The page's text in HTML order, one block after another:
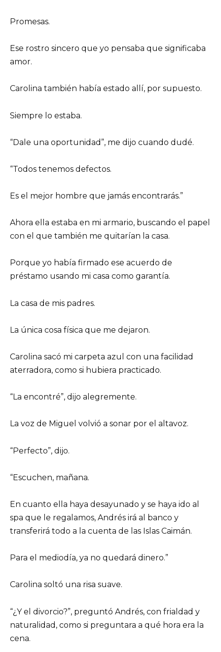
Promesas.
Ese rostro sincero que yo pensaba que significaba
amor.
Carolina también había estado allí, por supuesto.
Siempre lo estaba.
“Dale una oportunidad”, me dijo cuando dudé.
“Todos tenemos defectos.
Es el mejor hombre que jamás encontrarás.”
Ahora ella estaba en mi armario, buscando el papel
con el que también me quitarían la casa.
Porque yo había firmado ese acuerdo de
préstamo usando mi casa como garantía.
La casa de mis padres.
La única cosa física que me dejaron.
Carolina sacó mi carpeta azul con una facilidad
aterradora, como si hubiera practicado.
“La encontré”, dijo alegremente.
La voz de Miguel volvió a sonar por el altavoz.
“Perfecto”, dijo.
“Escuchen, mañana.
En cuanto ella haya desayunado y se haya ido al
spa que le regalamos, Andrés irá al banco y
transferirá todo a la cuenta de las Islas Caimán.
Para el mediodía, ya no quedará dinero.”
Carolina soltó una risa suave.
“¿Y el divorcio?”, preguntó Andrés, con frialdad y
naturalidad, como si preguntara a qué hora era la
cena.